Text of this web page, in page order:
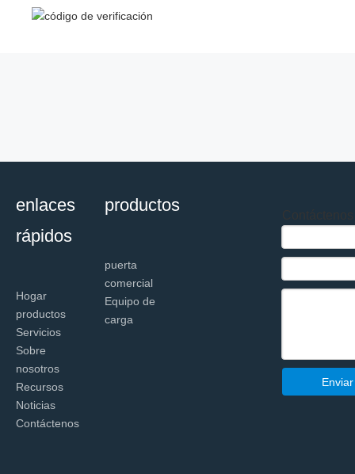
enlaces
rápidos
Hogar
productos
Servicios
Sobre
nosotros
Recursos
Noticias
Contáctenos
productos
puerta
comercial
Equipo de
carga
Enviar